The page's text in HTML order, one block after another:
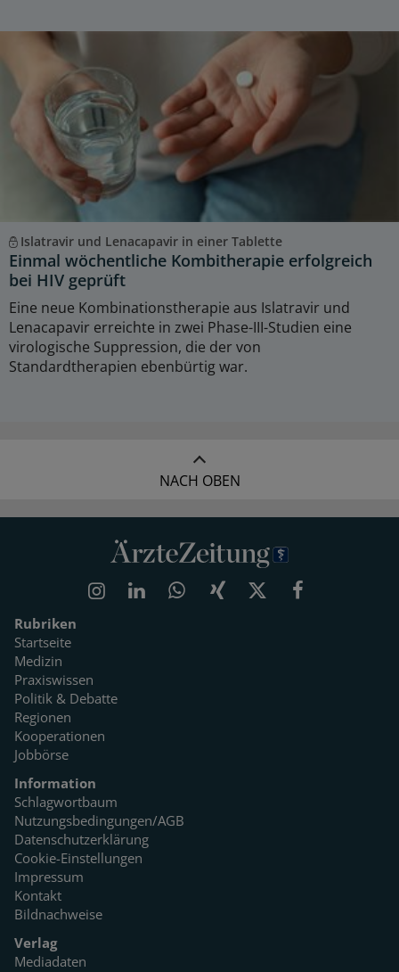
Islatravir und Lenacapavir in einer Tablette
Einmal wöchentliche Kombitherapie erfolgreich
bei HIV geprüft
Eine neue Kombinationstherapie aus Islatravir und
Lenacapavir erreichte in zwei Phase-III-Studien eine
virologische Suppression, die der von
Standardtherapien ebenbürtig war.
NACH OBEN
Rubriken
Startseite
Medizin
Praxiswissen
Politik & Debatte
Regionen
Kooperationen
Jobbörse
Information
Schlagwortbaum
Nutzungsbedingungen/AGB
Datenschutzerklärung
Cookie-Einstellungen
Impressum
Kontakt
Bildnachweise
Verlag
Mediadaten